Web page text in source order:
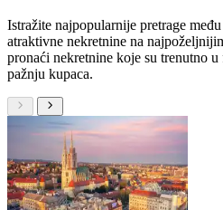
Istražite najpopularnije pretrage
atraktivne nekretnine na
pronaći nekretnine koje su trenutno
pažnju kupaca.